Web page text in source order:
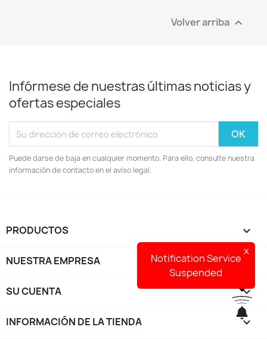
Volver arriba 
Infórmese de nuestras últimas noticias y
ofertas especiales
Puede darse de baja en cualquier momento. Para ello, consulte nuestra
información de contacto en el aviso legal.
PRODUCTOS 
NUESTRA EMPRESA 
SU CUENTA 
INFORMACIÓN DE LA TIENDA keyboard_arrow_down
x
Notification Service
Suspended